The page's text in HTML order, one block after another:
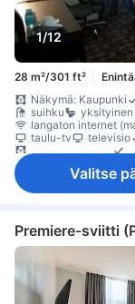
1/12
28 m²/301 ft²
Näkymä: Kaupunki
suihku
langaton internet
taulu-tv
televisio
pimennysverhot
päivittäinenValitse
Premiere-sviitti